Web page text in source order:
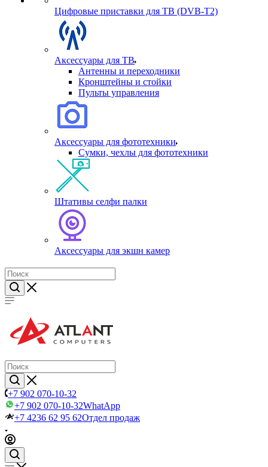
Цифровые приставки для ТВ (DVB-T2)
Аксессуары для ТВ
Антенны и переходники
Кронштейны и стойки
Пульты управления
Аксессуары для фототехники
Сумки, чехлы для фототехники
Штативы селфи палки
Аксессуары для экшн камер
+7 902 070-10-32
+7 902 070-10-32WhatApp
+7 4236 62 95 62Отдел продаж